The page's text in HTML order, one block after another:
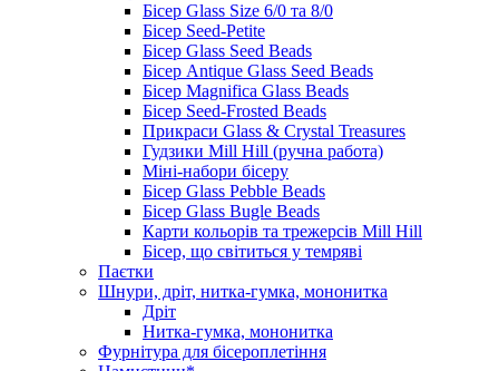
Бісер Glass Size 6/0 та 8/0
Бісер Seed-Petite
Бісер Glass Seed Beads
Бісер Antique Glass Seed Beads
Бісер Magnifica Glass Beads
Бісер Seed-Frosted Beads
Прикраси Glass & Crystal Treasures
Гудзики Mill Hill (ручна работа)
Міні-набори бісеру
Бісер Glass Pebble Beads
Бісер Glass Bugle Beads
Карти кольорів та трежерсів Mill Hill
Бісер, що світиться у темряві
Паєтки
Шнури, дріт, нитка-гумка, мононитка
Дріт
Нитка-гумка, мононитка
Фурнітура для бісероплетіння